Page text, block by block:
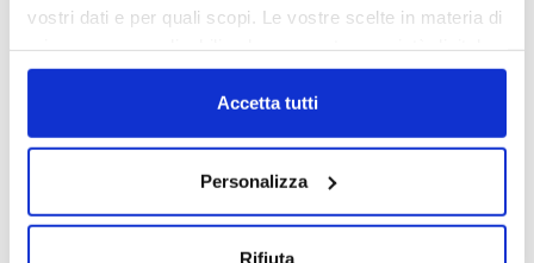
vostri dati e per quali scopi. Le vostre scelte in materia di
in cui avete effettuato le vostre scelte. È possibile
modificare o revocare il proprio consenso in qualsiasi
momento dalla Dichiarazione sui cookie o facendo clic
Con il tuo consenso, vorremmo anche:
raccogliere informazioni sulla tua posizione
Accetta tutti
Personalizza
Rifiuta
Via Treggiaia - Loc. La Romolo - Comune di
San Casciano Val di Pesa (FI) Lavoro specifico